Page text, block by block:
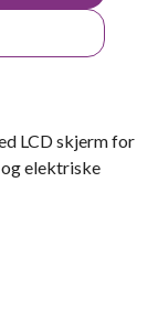
LCD skjerm for
elektriske